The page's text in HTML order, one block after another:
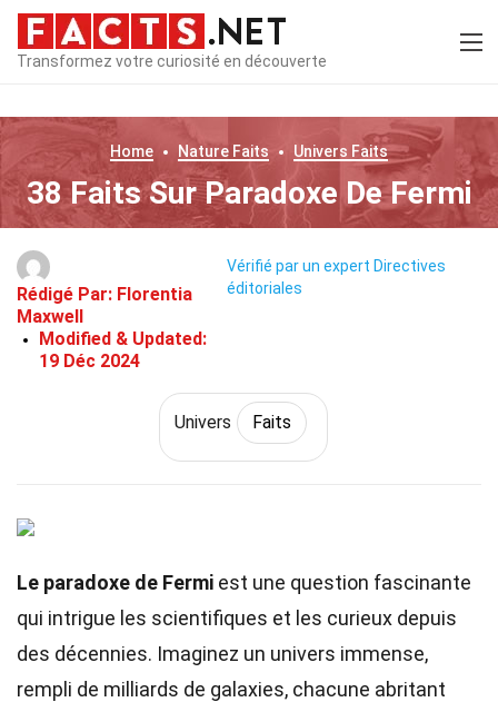
Transformez votre curiosité en découverte
Home Nature Faits Univers Faits
38 Faits Sur Paradoxe De Fermi
Rédigé Par: Florentia
Maxwell
Modified & Updated:
19 Déc 2024
Vérifié par un expert Directives
éditoriales
Univers Faits
Le paradoxe de Fermi est une question fascinante
qui intrigue les scientifiques et les curieux depuis
des décennies. Imaginez un univers immense,
rempli de milliards de galaxies, chacune abritant